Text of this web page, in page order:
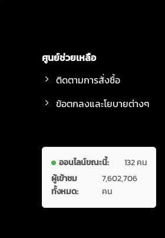
ศูนย์ช่วยเหลือ
ติดตามการสั่งซื้อ
ข้อตกลงและโยบายต่างๆ
ออนไลน์ขณะนี้:
132 คน
ผู้เข้าชม
ทั้งหมด:
7,602,706
คน